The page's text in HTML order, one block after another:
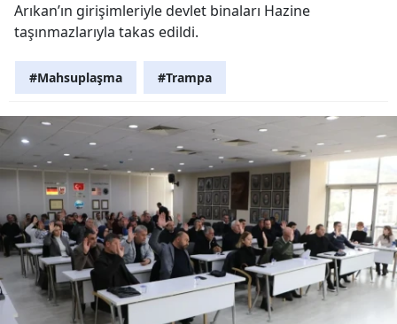
Arıkan’ın girişimleriyle devlet binaları Hazine
taşınmazlarıyla takas edildi.
#Mahsuplaşma #Trampa